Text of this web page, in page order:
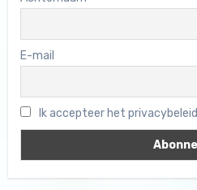
E-mail
Ik accepteer het privacybeleid